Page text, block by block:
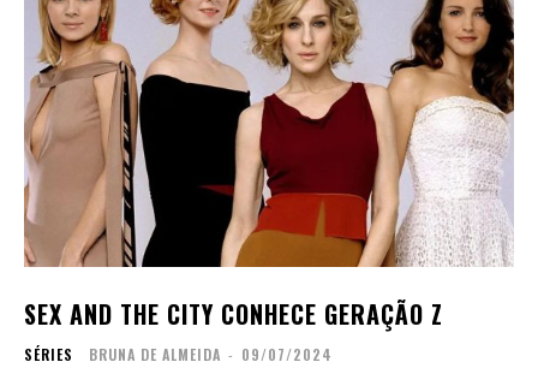
Coletivo
Membros
Contato
Coletivo
Membros
Contato
SEX AND THE CITY CONHECE GERAÇÃO Z
SÉRIES BRUNA DE ALMEIDA - 09/07/2024